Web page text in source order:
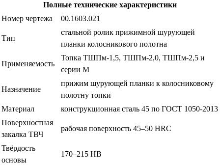
Полные технические характеристики
Номер чертежа
00.1603.021
Тип
стальной ролик прижимной шурующей
планки колосникового полотна
Применяемость
Топка ТШПм-1,5, ТШПм-2,0, ТШПм-2,5 и
серии М
Назначение
прижим шурующей планки к колосниковому
полотну топки
Материал
конструкционная сталь 45 по ГОСТ 1050-2013
Поверхностная
закалка ТВЧ
рабочая поверхность 45–50 HRC
Твёрдость
основы
170–215 HB